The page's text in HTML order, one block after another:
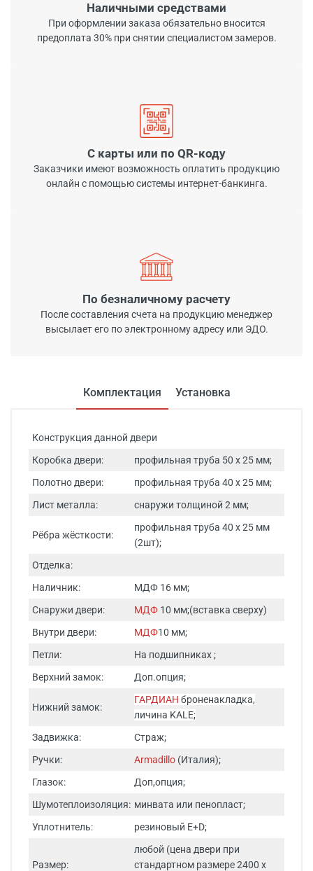
Наличными средствами
При оформлении заказа обязательно вносится
предоплата 30% при снятии специалистом замеров.
С карты или по QR-коду
Заказчики имеют возможность оплатить продукцию
онлайн с помощью системы интернет-банкинга.
По безналичному расчету
После составления счета на продукцию менеджер
высылает его по электронному адресу или ЭДО.
Комплектация Установка
Конструкция данной двери
Коробка двери:
профильная труба 50 х 25 мм;
Полотно двери:
профильная труба 40 х 25 мм;
Лист металла:
снаружи толщиной 2 мм;
Рёбра жёсткости:
профильная труба 40 х 25 мм
(2шт);
Отделка:
Наличник:
МДФ 16 мм;
Снаружи двери:
МДФ 10 мм;(вставка сверху)
Внутри двери:
МДФ10 мм;
Петли:
На подшипниках ;
Верхний замок:
Доп.опция;
Нижний замок:
ГАРДИАН броненакладка,
личина KALE;
Задвижка:
Страж;
Ручки:
Armadillo (Италия);
Глазок:
Доп,опция;
Шумотеплоизоляция: минвата или пенопласт;
Уплотнитель:
резиновый E+D;
Размер:
любой (цена двери при
стандартном размере 2400 х